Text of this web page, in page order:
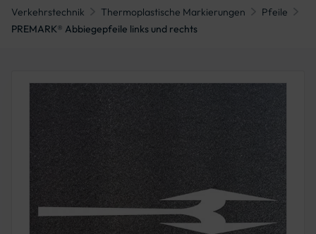
Verkehrstechnik
Thermoplastische Markierungen
Pfeile
PREMARK® Abbiegepfeile links und rechts